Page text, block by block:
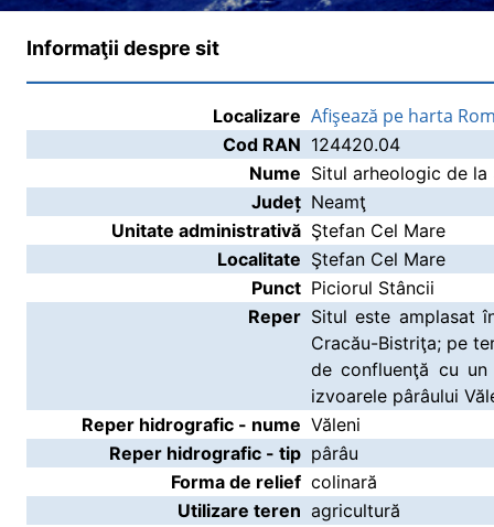
Informaţii despre sit
Localizare Afişează pe harta
Cod RAN 124420.04
Nume Situl arheologic de
Județ Neamţ
Unitate administrativă Ştefan Cel Mare
Localitate Ştefan Cel Mare
Punct Piciorul Stâncii
Reper Situl este amplasat
Cracău-Bistriţa; pe
de confluenţă cu
izvoarele pârâului
Reper hidrografic - nume Văleni
Reper hidrografic - tip pârâu
Forma de relief colinară
Utilizare teren agricultură